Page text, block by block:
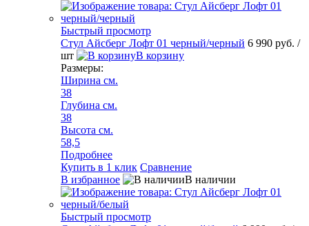
Быстрый просмотр
Стул Айсберг Лофт 01 черный/черный 6 990 руб. /
шт
В корзину
Размеры:
Ширина см.
38
Глубина см.
38
Высота см.
58,5
Подробнее
Купить в 1 клик Сравнение
В избранное
В наличии
Быстрый просмотр